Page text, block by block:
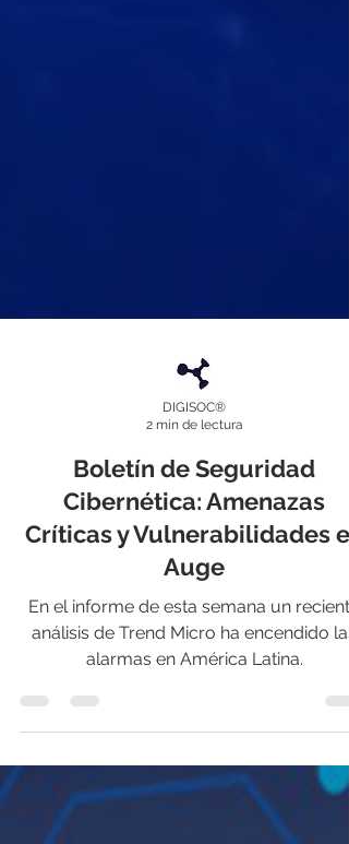
DIGISOC®
2 min de lectura
Boletín de Seguridad
Cibernética: Amenazas
Críticas y Vulnerabilidades en
Auge
En el informe de esta semana un reciente
análisis de Trend Micro ha encendido las